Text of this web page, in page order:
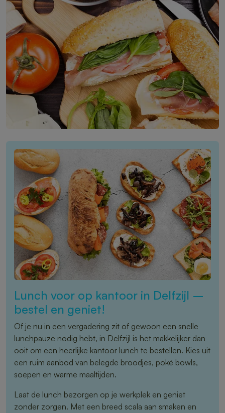
Lunch voor op kantoor in Delfzijl –
bestel en geniet!
Of je nu in een vergadering zit of gewoon een snelle
lunchpauze nodig hebt, in Delfzijl is het makkelijker dan
ooit om een heerlijke kantoor lunch te bestellen. Kies uit
een ruim aanbod van belegde broodjes, poké bowls,
soepen en warme maaltijden.
Laat de lunch bezorgen op je werkplek en geniet
zonder zorgen. Met een breed scala aan smaken en